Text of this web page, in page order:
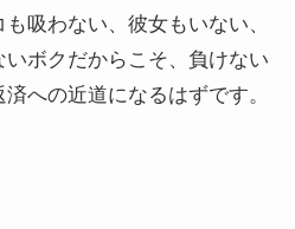
吸わない、彼女もいない、
ボクだからこそ、負けない
への近道になるはずです。